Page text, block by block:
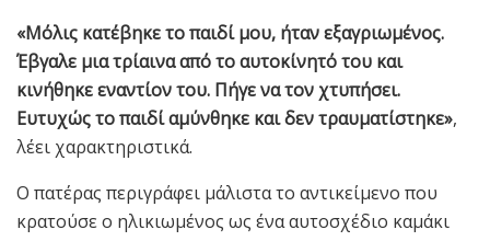
«Μόλις κατέβηκε το παιδί μου, ήταν εξαγριωμένος.
Έβγαλε μια τρίαινα από το αυτοκίνητό του και
κινήθηκε εναντίον του. Πήγε να τον χτυπήσει.
Ευτυχώς το παιδί αμύνθηκε και δεν τραυματίστηκε»,
λέει χαρακτηριστικά.
Ο πατέρας περιγράφει μάλιστα το αντικείμενο που
κρατούσε ο ηλικιωμένος ως ένα αυτοσχέδιο καμάκι